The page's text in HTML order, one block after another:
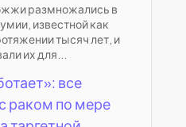
размножались в
известной как
тысяч лет, и
их для...
все
раком по мере